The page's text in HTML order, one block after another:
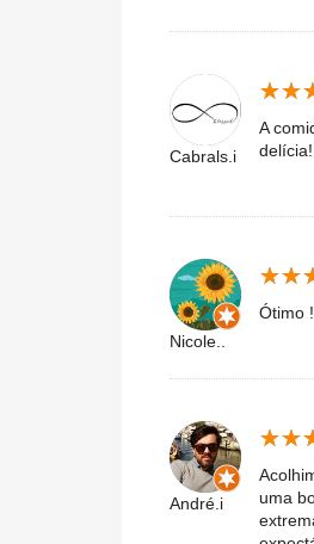
Cabrals.i
★★
★★
A
Nicole..
★★
★★
Ótimo
André.i
★★
★★
uma